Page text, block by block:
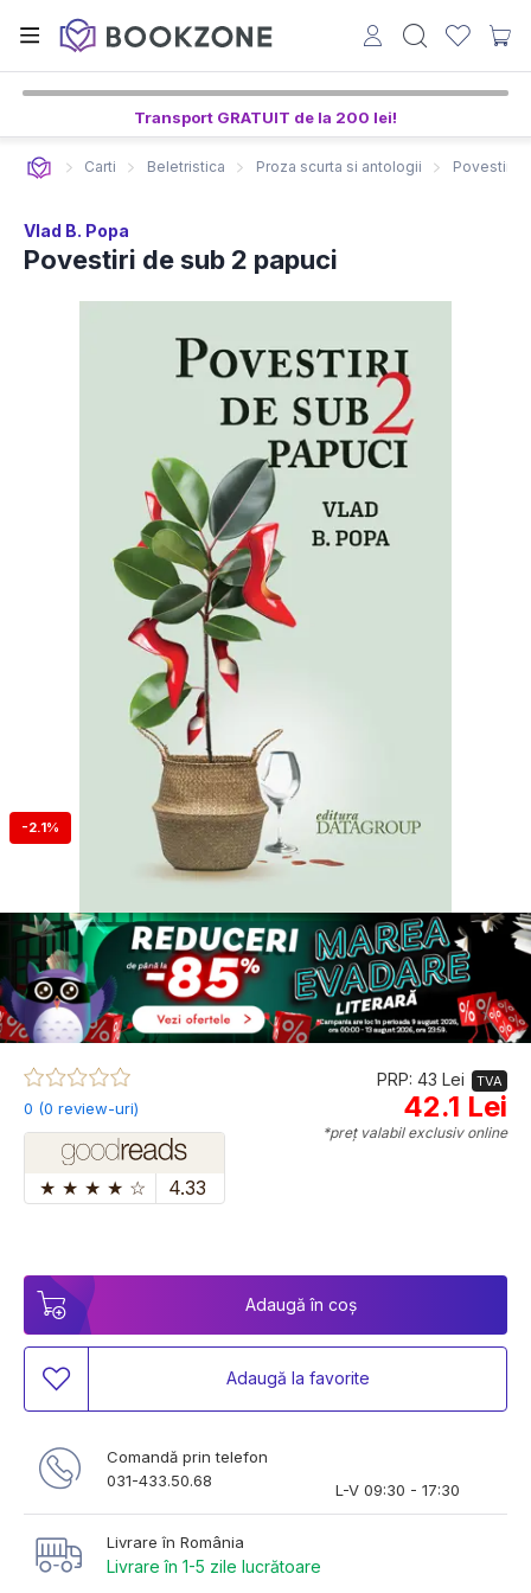
Transport GRATUIT de la 200 lei!
Carti Beletristica Proza scurta si antologii Povestiri
Vlad B. Popa
Povestiri de sub 2 papuci
-2.1%
0 (0 review-uri)
★ ★ ★ ★ ☆ 4.33
PRP: 43 Lei TVA
42.1 Lei
*preț valabil exclusiv online
Adaugă în coș
Adaugă la favorite
Comandă prin telefon
031-433.50.68
L-V 09:30 - 17:30
Livrare în România
Livrare în 1-5 zile lucrătoare